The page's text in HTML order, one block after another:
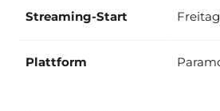
Streaming-Start
Plattform